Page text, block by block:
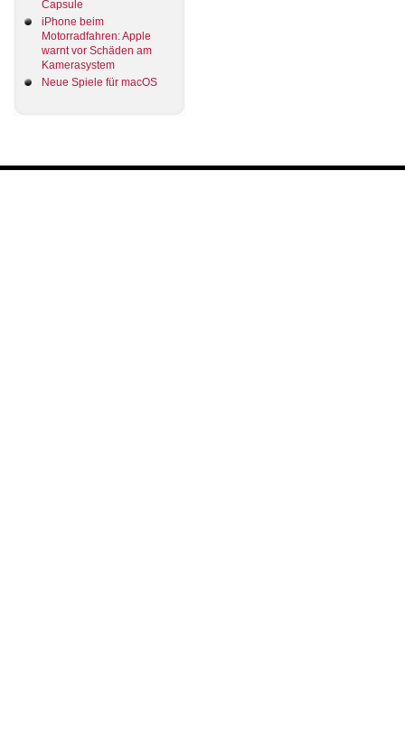
Capsule
iPhone beim
Motorradfahren: Apple
warnt vor Schäden am
Kamerasystem
Neue Spiele für macOS